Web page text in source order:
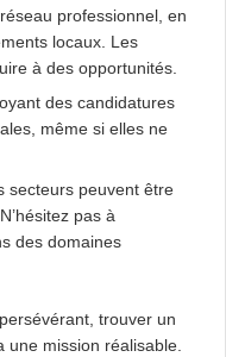
professionnel, en
locaux. Les
à des opportunités.
des candidatures
même si elles ne
secteurs peuvent être
pas à
des domaines
trouver un
une mission réalisable.